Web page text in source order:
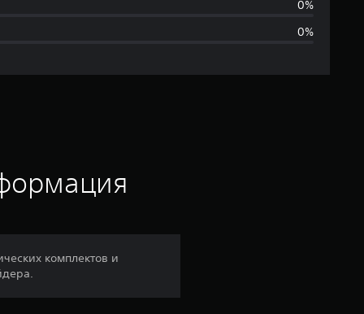
ц
е
н
0%
0%
комплектов и